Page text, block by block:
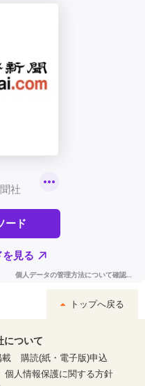
トップへ戻る
について
載
購読(紙・電子版)申込
個人情報保護に関する方針